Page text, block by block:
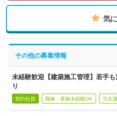
気
その他の募集情報
未経験歓迎【建築施工管理】若手
り
契約社員 職種・業種未経験OK 完全